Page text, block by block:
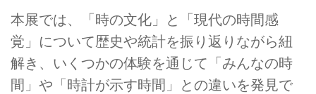
本展では、「時の文化」と「現代の時間感
覚」について歴史や統計を振り返りながら紐
解き、いくつかの体験を通じて「みんなの時
間」や「時計が示す時間」との違いを発見で